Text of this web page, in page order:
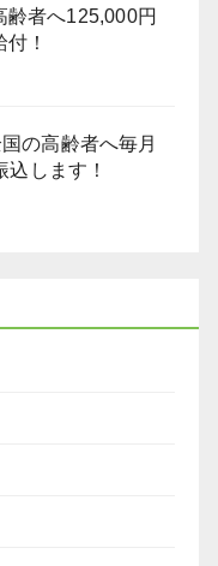
齢者へ125,000円
！
の高齢者へ毎月
します！